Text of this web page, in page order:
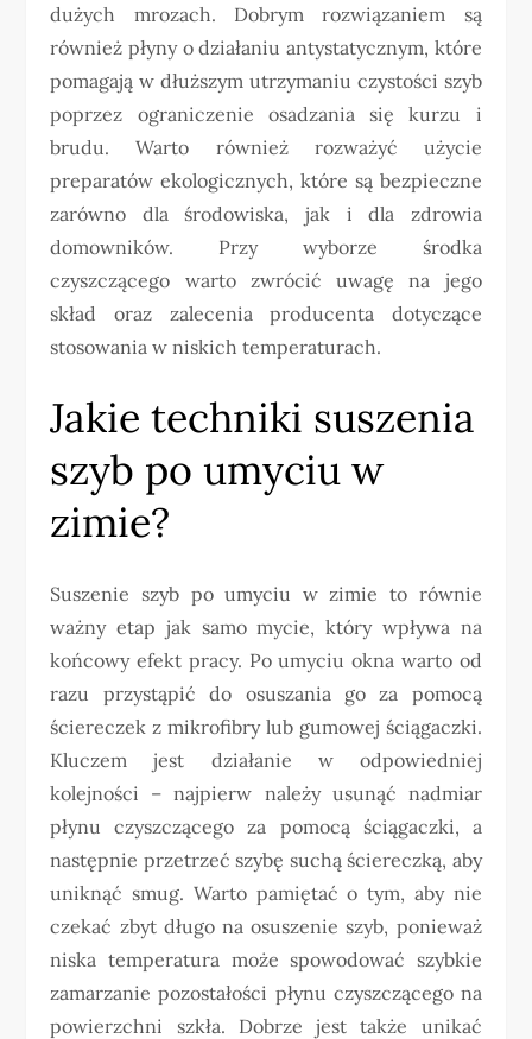
dużych mrozach. Dobrym rozwiązaniem są
również płyny o działaniu antystatycznym, które
pomagają w dłuższym utrzymaniu czystości szyb
poprzez ograniczenie osadzania się kurzu i
brudu. Warto również rozważyć użycie
preparatów ekologicznych, które są bezpieczne
zarówno dla środowiska, jak i dla zdrowia
domowników. Przy wyborze środka
czyszczącego warto zwrócić uwagę na jego
skład oraz zalecenia producenta dotyczące
stosowania w niskich temperaturach.
Jakie techniki suszenia
szyb po umyciu w
zimie?
Suszenie szyb po umyciu w zimie to równie
ważny etap jak samo mycie, który wpływa na
końcowy efekt pracy. Po umyciu okna warto od
razu przystąpić do osuszania go za pomocą
ściereczek z mikrofibry lub gumowej ściągaczki.
Kluczem jest działanie w odpowiedniej
kolejności – najpierw należy usunąć nadmiar
płynu czyszczącego za pomocą ściągaczki, a
następnie przetrzeć szybę suchą ściereczką, aby
uniknąć smug. Warto pamiętać o tym, aby nie
czekać zbyt długo na osuszenie szyb, ponieważ
niska temperatura może spowodować szybkie
zamarzanie pozostałości płynu czyszczącego na
powierzchni szkła. Dobrze jest także unikać